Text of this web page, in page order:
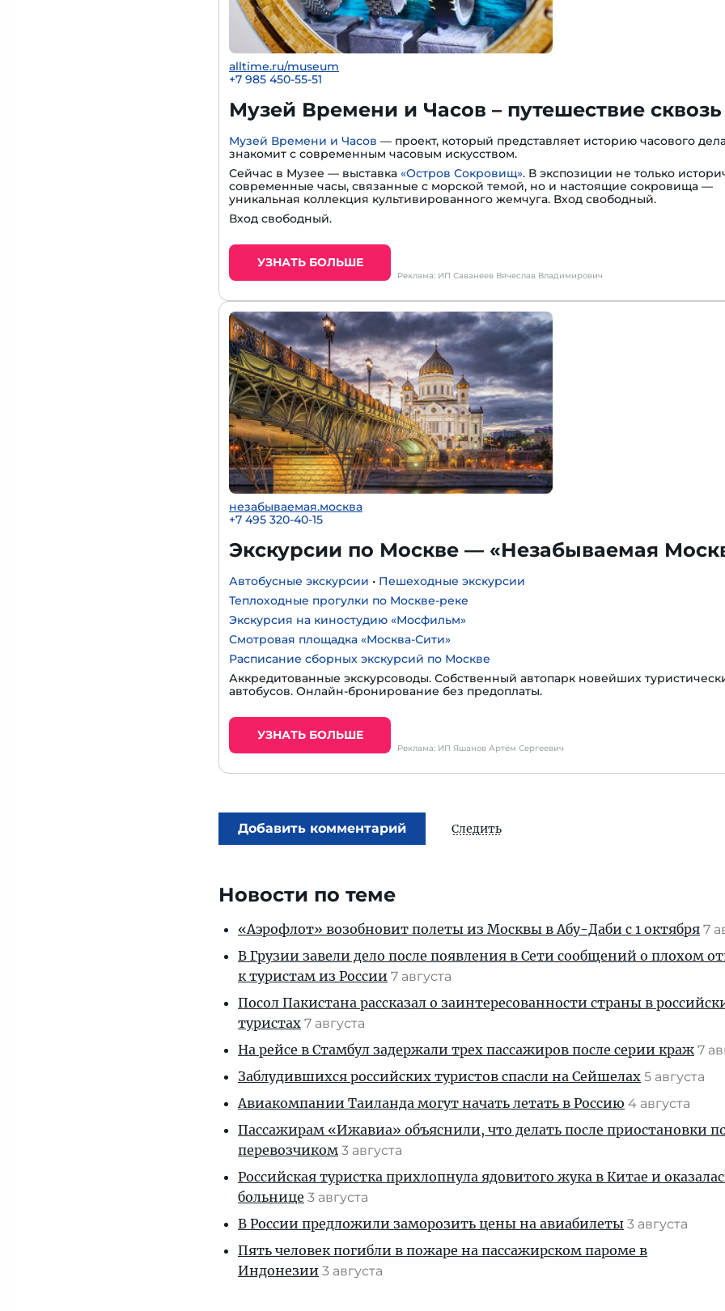
alltime.ru/museum
+7 985 450-55-51
Музей Времени и Часов – путешествие сквозь
Музей Времени и Часов — проект, который представляет историю часового
знакомит с современным часовым искусством.
Сейчас в Музее — выставка «Остров Сокровищ». В экспозиции не только
современные часы, связанные с морской темой, но и настоящие сокровища —
уникальная коллекция культивированного жемчуга. Вход свободный.
Вход свободный.
УЗНАТЬ БОЛЬШЕ
Реклама: ИП Саванеев Вячеслав Владимирович
незабываемая.москва
+7 495 320-40-15
Экскурсии по Москве — «Незабываемая
Автобусные экскурсии • Пешеходные экскурсии
Теплоходные прогулки по Москве-реке
Экскурсия на киностудию «Мосфильм»
Смотровая площадка «Москва-Сити»
Расписание сборных экскурсий по Москве
Аккредитованные экскурсоводы. Собственный автопарк новейших
автобусов. Онлайн-бронирование без предоплаты.
УЗНАТЬ БОЛЬШЕ
Реклама: ИП Яшанов Артём Сергеевич
Добавить комментарий Следить
Новости по теме
«Аэрофлот» возобновит полеты из Москвы в Абу-Даби с 1 октября 7
В Грузии завели дело после появления в Сети сообщений о плохом
к туристам из России 7 августа
Посол Пакистана рассказал о заинтересованности страны в
туристах 7 августа
На рейсе в Стамбул задержали трех пассажиров после серии краж 7
Заблудившихся российских туристов спасли на Сейшелах 5 августа
Авиакомпании Таиланда могут начать летать в Россию 4 августа
Пассажирам «Ижавиа» объяснили, что делать после приостановки
перевозчиком 3 августа
Российская туристка прихлопнула ядовитого жука в Китае и
больнице 3 августа
В России предложили заморозить цены на авиабилеты 3 августа
Пять человек погибли в пожаре на пассажирском пароме в
Индонезии 3 августа